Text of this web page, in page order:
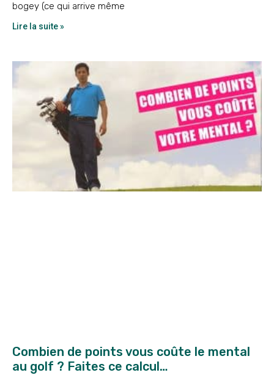
bogey (ce qui arrive même
Lire la suite »
Combien de points vous coûte le mental
au golf ? Faites ce calcul…